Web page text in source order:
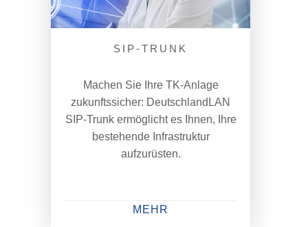
SIP-TRUNK
Machen Sie Ihre TK-Anlage
zukunftssicher: DeutschlandLAN
SIP-Trunk ermöglicht es Ihnen, Ihre
bestehende Infrastruktur
aufzurüsten.
MEHR